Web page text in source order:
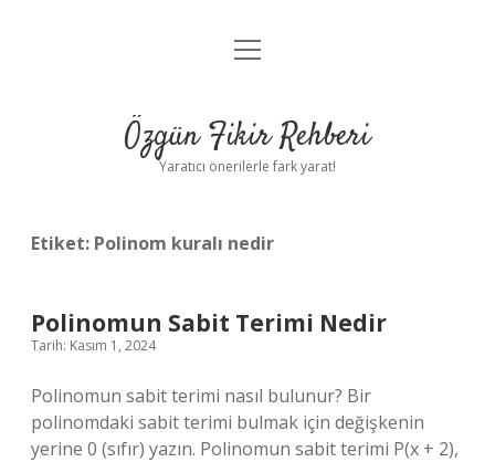
Gizlilik Politikası
Yasal Uyarı
menüyü
Özgün Fikir Rehberi
Yaratıcı önerilerle fark yarat!
Etiket: Polinom kuralı nedir
Polinomun Sabit Terimi Nedir
Tarih: Kasım 1, 2024
Polinomun sabit terimi nasıl bulunur? Bir
polinomdaki sabit terimi bulmak için değişkenin
yerine 0 (sıfır) yazın. Polinomun sabit terimi P(x + 2),